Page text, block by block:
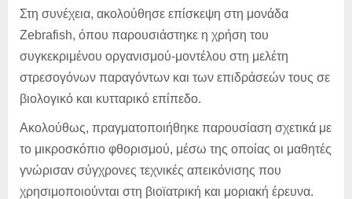
Στη συνέχεια, ακολούθησε επίσκεψη στη μονάδα
Zebrafish, όπου παρουσιάστηκε η χρήση του
συγκεκριμένου οργανισμού-μοντέλου στη μελέτη
στρεσογόνων παραγόντων και των επιδράσεών τους σε
βιολογικό και κυτταρικό επίπεδο.
Ακολούθως, πραγματοποιήθηκε παρουσίαση σχετικά με
το μικροσκόπιο φθορισμού, μέσω της οποίας οι μαθητές
γνώρισαν σύγχρονες τεχνικές απεικόνισης που
χρησιμοποιούνται στη βιοϊατρική και μοριακή έρευνα.